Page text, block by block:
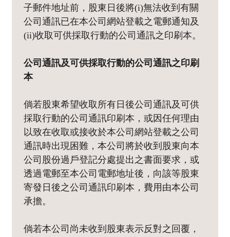
子郵件地址前，股東日後將(i)無法收到有關
公司通訊已在本公司網站登載之電郵通知及
(ii)收取可供採取行動的公司通訊之印刷本。
公司通訊及可供採取行動的公司通訊之印刷
本
倘若股東希望收取所有日後公司通訊及可供
採取行動的公司通訊印刷本，或因任何理由
以致在收取或接收於本公司網站登載之公司
通訊時出現困難，本公司將於收到股東向本
公司股份過戶登記分處提出之書面要求，或
透過電郵至本公司電郵地址後，向該等股東
寄發日後之公司通訊印刷本，費用由本公司
承擔。
倘若本公司尚未收到股東表示反對之回覆，